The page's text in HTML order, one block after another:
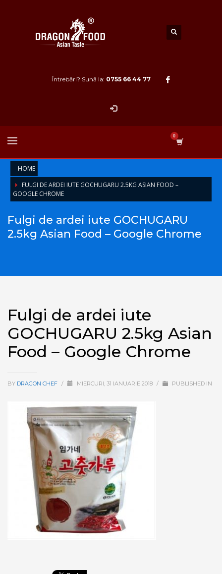
Întrebări? Sună la: 0755 66 44 77
HOME
FULGI DE ARDEI IUTE GOCHUGARU 2.5KG ASIAN FOOD –
GOOGLE CHROME
Fulgi de ardei iute GOCHUGARU
2.5kg Asian Food – Google Chrome
Fulgi de ardei iute
GOCHUGARU 2.5kg Asian
Food – Google Chrome
BY DRAGON CHEF / MIERCURI, 31 IANUARIE 2018 / PUBLISHED IN